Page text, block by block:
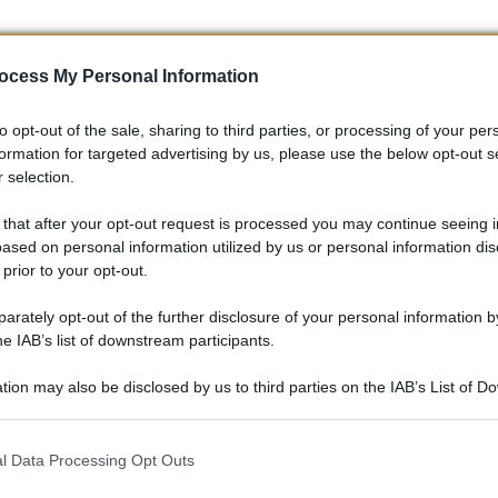
My Personal Information
opt-out of the sale, sharing to third parties, or processing of your
for targeted advertising by us, please use the below opt-out
selection.
that after your opt-out request is processed you may continue seeing
on personal information utilized by us or personal information
to your opt-out.
opt-out of the further disclosure of your personal information
IAB’s list of downstream participants.
may also be disclosed by us to third parties on the IAB’s List of
including but not limited to your visit or usage behaviour. You may
Data Processing Opt Outs
la carta di circolazione presso gli uffici della
il tagliando adesivo che attesta la classificazione di